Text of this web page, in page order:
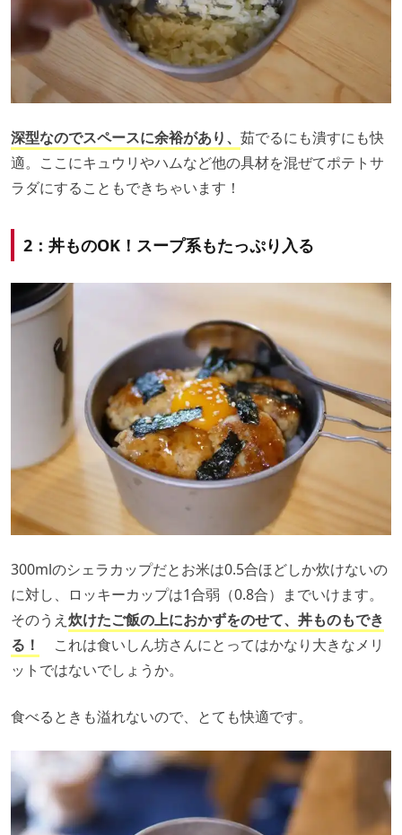
深型なのでスペースに余裕があり、 茹でるにも潰すにも快
適。ここにキュウリやハムなど他の具材を混ぜてポテトサ
ラダにすることもできちゃいます！
2：丼ものOK！スープ系もたっぷり入る
300mlのシェラカップだとお米は0.5合ほどしか炊けないの
に対し、ロッキーカップは1合弱（0.8合）までいけます。
そのうえ 炊けたご飯の上におかずをのせて、丼ものもでき
る！
これは食いしん坊さんにとってはかなり大きなメリ
ットではないでしょうか。
食べるときも溢れないので、とても快適です。